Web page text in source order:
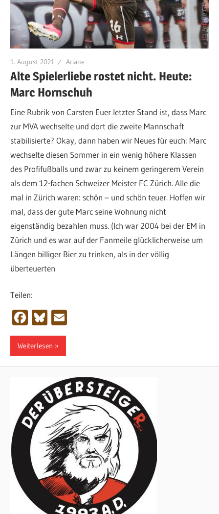
1. August 2021 Ariane
Alte Spielerliebe rostet nicht. Heute:
Marc Hornschuh
Eine Rubrik von Carsten Euer letzter Stand ist, dass Marc
zur MVA wechselte und dort die zweite Mannschaft
stabilisierte? Okay, dann haben wir Neues für euch: Marc
wechselte diesen Sommer in ein wenig höhere Klassen
des Profifußballs und zwar zu keinem geringerem Verein
als dem 12-fachen Schweizer Meister FC Zürich. Alle die
mal in Zürich waren: schön – und schön teuer. Hoffen wir
mal, dass der gute Marc seine Wohnung nicht
eigenständig bezahlen muss. (Ich war 2004 bei der EM in
Zürich und es war auf der Fanmeile glücklicherweise um
Längen billiger Bier zu trinken, als in der völlig
überteuerten
Teilen:
Facebook
Bluesky
Weiterlesen